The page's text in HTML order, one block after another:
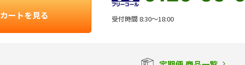
カートを見る 受付時間 8:30〜18:00